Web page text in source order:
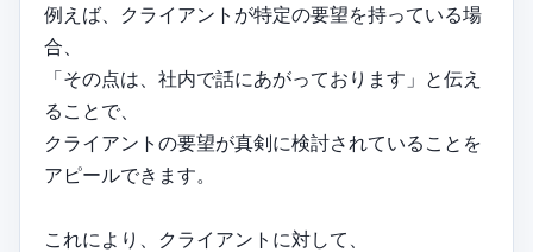
例えば、クライアントが特定の要望を持っている場
合、
「その点は、社内で話にあがっております」と伝え
ることで、
クライアントの要望が真剣に検討されていることを
アピールできます。
これにより、クライアントに対して、